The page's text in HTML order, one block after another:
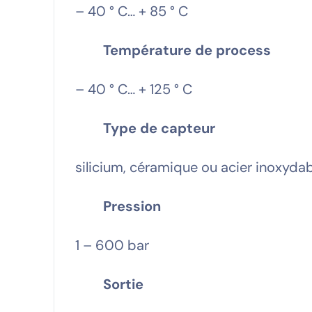
– 40 ° C… + 85 ° C
Température de process
– 40 ° C… + 125 ° C
Type de capteur
silicium, céramique ou acier
Pression
1 – 600 bar
Sortie